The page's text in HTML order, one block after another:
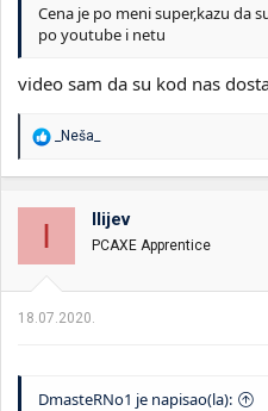
Cena je po meni super,kazu da
po youtube i netu
video sam da su kod nas
R
a
o
n
:
_Neša_
I Ilijev
PCAXE Apprentice
18.07.2020.
DmasteRNo1 je napisao(la):